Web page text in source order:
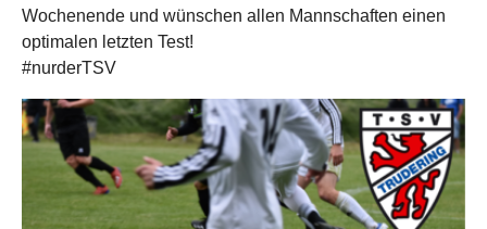
Wochenende und wünschen allen Mannschaften einen
optimalen letzten Test!
#nurderTSV